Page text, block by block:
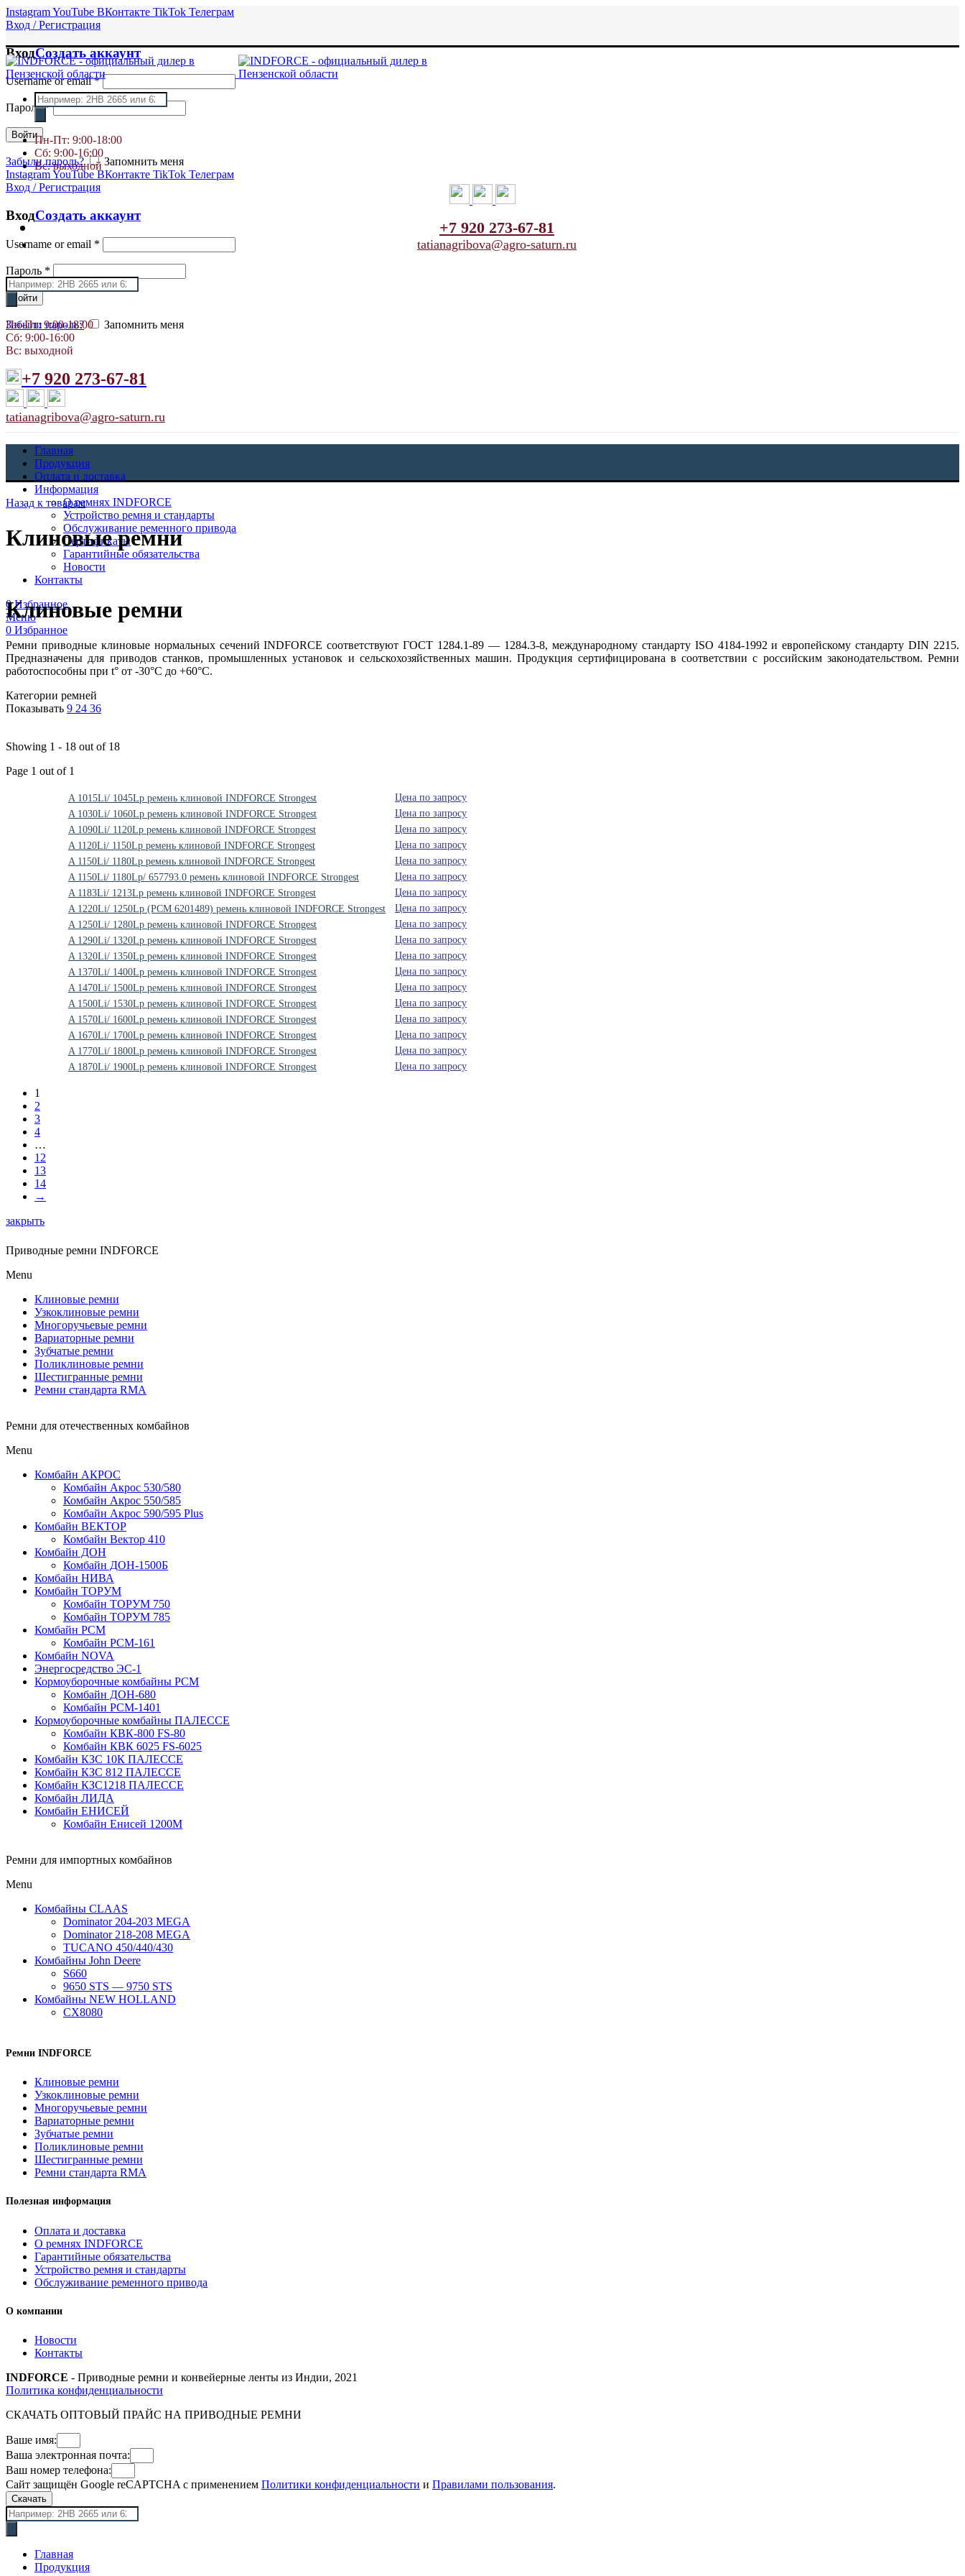
InstagramYouTube ВКонтакте TikTok Телеграм
Вход / Регистрация
ВходСоздать аккаунт
Username or email*
Пароль*
Войти
Забыли пароль?
Запомнить меня
InstagramYouTube ВКонтакте TikTok Телеграм
Вход / Регистрация
ВходСоздать аккаунт
Username or email *
Пароль *
Войти
Забыли пароль? Запомнить меня
Поиск
товаров
Пн-Пт: 9:00-18:00
Сб: 9:00-16:00
Вс: выходной
+7 920 273-67-81
tatianagribova@agro-saturn.ru
Поиск
товаров
Пн-Пт: 9:00-18:00
Сб: 9:00-16:00
Вс: выходной
+7 920 273-67-81
tatianagribova@agro-saturn.ru
Главная
Продукция
Оплата и доставка
Информация
О ремнях INDFORCE
Устройство ремня и стандарты
Обслуживание ременного привода
Сертификаты
Гарантийные обязательства
Новости
Контакты
0Избранное
Меню
0 Избранное
Назад к товарам
Клиновые ремни
Клиновые ремни
Ремни приводные клиновые нормальных сечений INDFORCE соответствуют ГОСТ 1284.1-89 — 1284.3-8, международному стандарту ISO 4184-1992 и европейскому стандарту DIN 2215.
Предназначены для приводов станков, промышленных установок и сельскохозяйственных машин. Продукция сертифицирована в соответствии с российским законодательством. Ремни
работоспособны при t° от -30°C до +60°C.
Категории ремней
Показывать 9 24 36
Showing 1 - 18 out of 18
Page 1 out of 1
A 1015Li/ 1045Lp ремень клиновой INDFORCE Strongest
Цена по запросу
A 1030Li/ 1060Lp ремень клиновой INDFORCE Strongest
Цена по запросу
A 1090Li/ 1120Lp ремень клиновой INDFORCE Strongest
Цена по запросу
A 1120Li/ 1150Lp ремень клиновой INDFORCE Strongest
Цена по запросу
A 1150Li/ 1180Lp ремень клиновой INDFORCE Strongest
Цена по запросу
A 1150Li/ 1180Lp/ 657793.0 ремень клиновой INDFORCE Strongest
Цена по запросу
A 1183Li/ 1213Lp ремень клиновой INDFORCE Strongest
Цена по запросу
A 1220Li/ 1250Lp (РСМ 6201489) ремень клиновой INDFORCE Strongest
Цена по запросу
A 1250Li/ 1280Lp ремень клиновой INDFORCE Strongest
Цена по запросу
A 1290Li/ 1320Lp ремень клиновой INDFORCE Strongest
Цена по запросу
A 1320Li/ 1350Lp ремень клиновой INDFORCE Strongest
Цена по запросу
A 1370Li/ 1400Lp ремень клиновой INDFORCE Strongest
Цена по запросу
A 1470Li/ 1500Lp ремень клиновой INDFORCE Strongest
Цена по запросу
A 1500Li/ 1530Lp ремень клиновой INDFORCE Strongest
Цена по запросу
A 1570Li/ 1600Lp ремень клиновой INDFORCE Strongest
Цена по запросу
A 1670Li/ 1700Lp ремень клиновой INDFORCE Strongest
Цена по запросу
A 1770Li/ 1800Lp ремень клиновой INDFORCE Strongest
Цена по запросу
A 1870Li/ 1900Lp ремень клиновой INDFORCE Strongest
Цена по запросу
1
2
3
4
…
12
13
14
→
закрыть
Приводные ремни INDFORCE
Menu
Клиновые ремни
Узкоклиновые ремни
Многоручьевые ремни
Вариаторные ремни
Зубчатые ремни
Поликлиновые ремни
Шестигранные ремни
Ремни стандарта RMA
Ремни для отечественных комбайнов
Menu
Комбайн АКРОС
Комбайн Акрос 530/580
Комбайн Акрос 550/585
Комбайн Акрос 590/595 Plus
Комбайн ВЕКТОР
Комбайн Вектор 410
Комбайн ДОН
Комбайн ДОН-1500Б
Комбайн НИВА
Комбайн ТОРУМ
Комбайн ТОРУМ 750
Комбайн ТОРУМ 785
Комбайн РСМ
Комбайн РСМ-161
Комбайн NOVA
Энергосредство ЭС-1
Кормоуборочные комбайны РСМ
Комбайн ДОН-680
Комбайн РСМ-1401
Кормоуборочные комбайны ПАЛЕССЕ
Комбайн КВК-800 FS-80
Комбайн КВК 6025 FS-6025
Комбайн КЗС 10К ПАЛЕССЕ
Комбайн КЗС 812 ПАЛЕССЕ
Комбайн КЗС1218 ПАЛЕССЕ
Комбайн ЛИДА
Комбайн ЕНИСЕЙ
Комбайн Енисей 1200М
Ремни для импортных комбайнов
Menu
Комбайны CLAAS
Dominator 204-203 MEGA
Dominator 218-208 MEGA
TUCANO 450/440/430
Комбайны John Deere
S660
9650 STS — 9750 STS
Комбайны NEW HOLLAND
CX8080
Ремни INDFORCE
Клиновые ремни
Узкоклиновые ремни
Многоручьевые ремни
Вариаторные ремни
Зубчатые ремни
Поликлиновые ремни
Шестигранные ремни
Ремни стандарта RMA
Полезная информация
Оплата и доставка
О ремнях INDFORCE
Гарантийные обязательства
Устройство ремня и стандарты
Обслуживание ременного привода
О компании
Новости
Контакты
INDFORCE - Приводные ремни и конвейерные ленты из Индии, 2021
Политика конфиденциальности
СКАЧАТЬ ОПТОВЫЙ ПРАЙС НА ПРИВОДНЫЕ РЕМНИ
Ваше имя:
Ваша электронная почта:
Ваш номер телефона:
Сайт защищён Google reCAPTCHA с применением Политики конфиденциальности и Правилами пользования.
Скачать
Поиск
товаров
Главная
Продукция